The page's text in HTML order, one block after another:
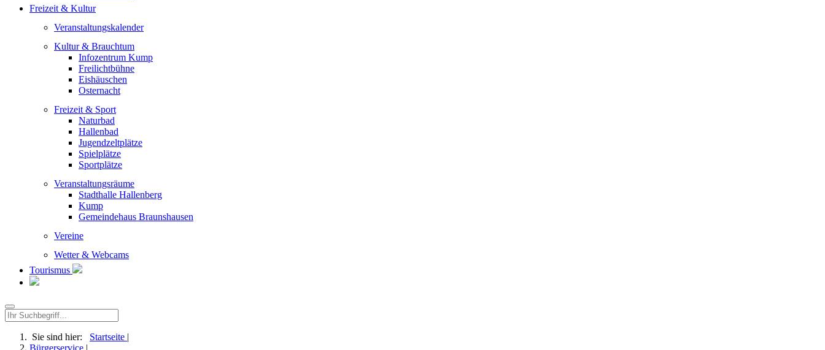
Freizeit & Kultur
Veranstaltungskalender
Kultur & Brauchtum
Infozentrum Kump
Freilichtbühne
Eishäuschen
Osternacht
Freizeit & Sport
Naturbad
Hallenbad
Jugendzeltplätze
Spielplätze
Sportplätze
Veranstaltungsräume
Stadthalle Hallenberg
Kump
Gemeindehaus Braunshausen
Vereine
Wetter & Webcams
Tourismus
Sie sind hier: Startseite |
Bürgerservice |